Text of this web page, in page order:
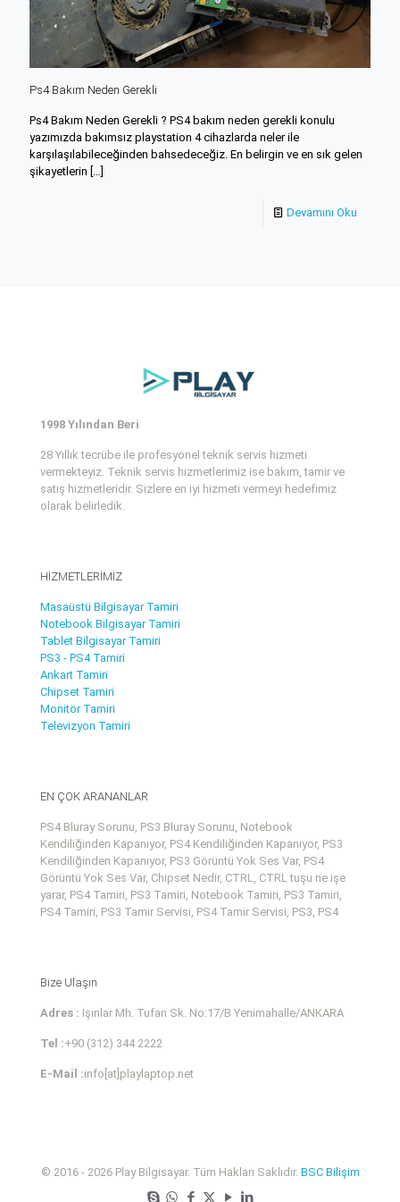
Ps4 Bakım Neden Gerekli
Ps4 Bakım Neden Gerekli ? PS4 bakım neden gerekli konulu
yazımızda bakımsız playstation 4 cihazlarda neler ile
karşılaşılabileceğinden bahsedeceğiz. En belirgin ve en sık gelen
şikayetlerin […]
Devamını Oku
1998 Yılından Beri
28 Yıllık tecrübe ile profesyonel teknik servis hizmeti
vermekteyiz. Teknik servis hizmetlerimiz ise bakım, tamir ve
satış hizmetleridir. Sizlere en iyi hizmeti vermeyi hedefimiz
olarak belirledik.
HİZMETLERİMİZ
Masaüstü Bilgisayar Tamiri
Notebook Bilgisayar Tamiri
Tablet Bilgisayar Tamiri
PS3 - PS4 Tamiri
Ankart Tamiri
Chipset Tamiri
Monitör Tamiri
Televizyon Tamiri
EN ÇOK ARANANLAR
PS4 Bluray Sorunu, PS3 Bluray Sorunu, Notebook
Kendiliğinden Kapanıyor, PS4 Kendiliğinden Kapanıyor, PS3
Kendiliğinden Kapanıyor, PS3 Görüntü Yok Ses Var, PS4
Görüntü Yok Ses Var, Chipset Nedir, CTRL, CTRL tuşu ne işe
yarar, PS4 Tamiri, PS3 Tamiri, Notebook Tamiri, PS3 Tamiri,
PS4 Tamiri, PS3 Tamir Servisi, PS4 Tamir Servisi, PS3, PS4
Bize Ulaşın
Adres : Işınlar Mh. Tufan Sk. No:17/B Yenimahalle/ANKARA
Tel :+90 (312) 344 2222
E-Mail :info[at]playlaptop.net
© 2016 - 2026 Play Bilgisayar. Tüm Hakları Saklıdır. BSC Bilişim